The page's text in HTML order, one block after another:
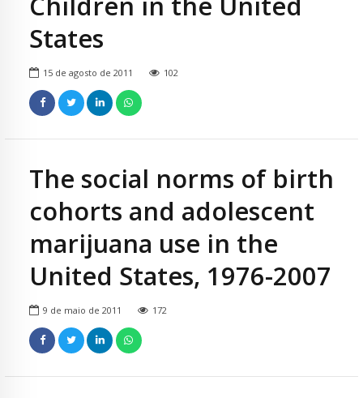
States
15 de agosto de 2011 102
The social norms of birth
cohorts and adolescent
marijuana use in the
United States, 1976-2007
9 de maio de 2011 172